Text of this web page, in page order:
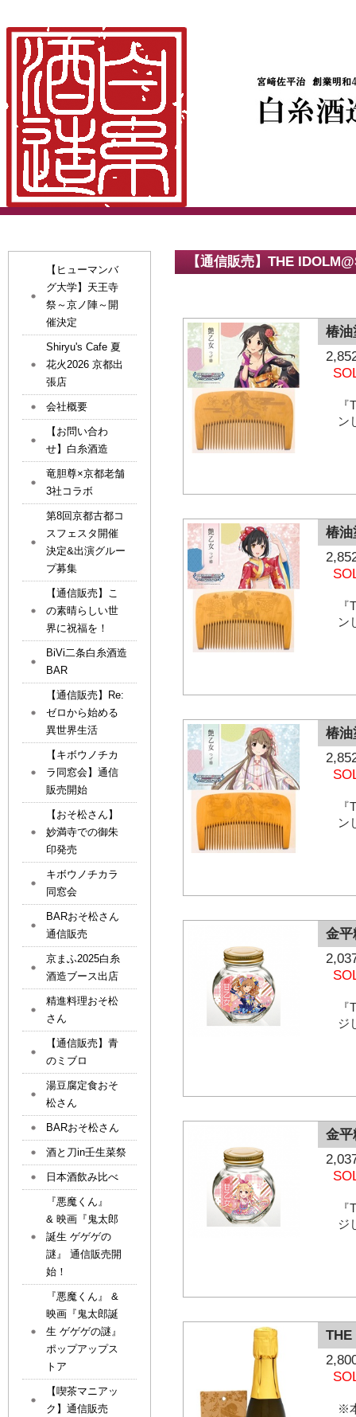
【通信販売】THE
椿油
ン
椿油
ン
椿油
ン
金平
ジ
金平
ジ
THE
※
【ヒューマンバ
グ大学】天王寺
祭～京ノ陣～開
催決定
Shiryu's Cafe 夏
花火2026 京都出
張店
会社概要
【お問い合わ
せ】白糸酒造
竜胆尊×京都老舗
3社コラボ
第8回京都古都コ
スフェスタ開催
決定&出演グルー
プ募集
【通信販売】こ
の素晴らしい世
界に祝福を！
BiVi二条白糸酒造
BAR
【通信販売】Re:
ゼロから始める
異世界生活
【キボウノチカ
ラ同窓会】通信
販売開始
【おそ松さん】
妙満寺での御朱
印発売
キボウノチカラ
同窓会
BARおそ松さん
通信販売
京まふ2025白糸
酒造ブース出店
精進料理おそ松
さん
【通信販売】青
のミブロ
湯豆腐定食おそ
松さん
BARおそ松さん
酒と刀in壬生菜祭
日本酒飲み比べ
『悪魔くん』
& 映画『鬼太郎
誕生 ゲゲゲの
謎』 通信販売開
始！
『悪魔くん』 &
映画『鬼太郎誕
生 ゲゲゲの謎』
ポップアップス
トア
【喫茶マニアッ
ク】通信販売